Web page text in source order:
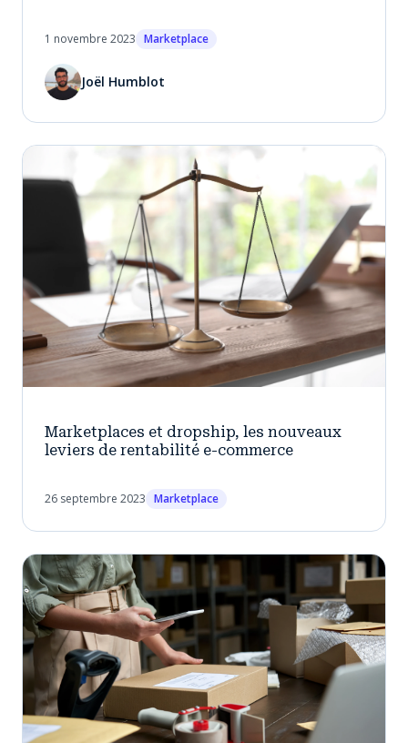
1 novembre 2023 Marketplace
Joël Humblot
Marketplaces et dropship, les nouveaux
leviers de rentabilité e-commerce
26 septembre 2023 Marketplace